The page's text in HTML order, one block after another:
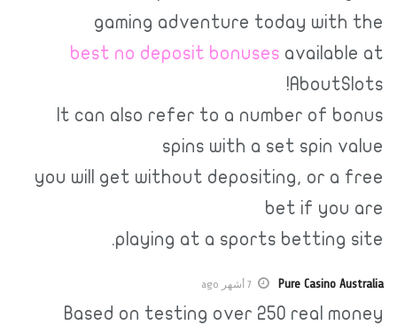
gaming adventure today with the
best no deposit bonuses available at
AboutSlots!
It can also refer to a number of bonus
spins with a set spin value
you will get without depositing, or a free
bet if you are
playing at a sports betting site.
Pure Casino Australia 7 أشهر ago
Based on testing over 250 real money